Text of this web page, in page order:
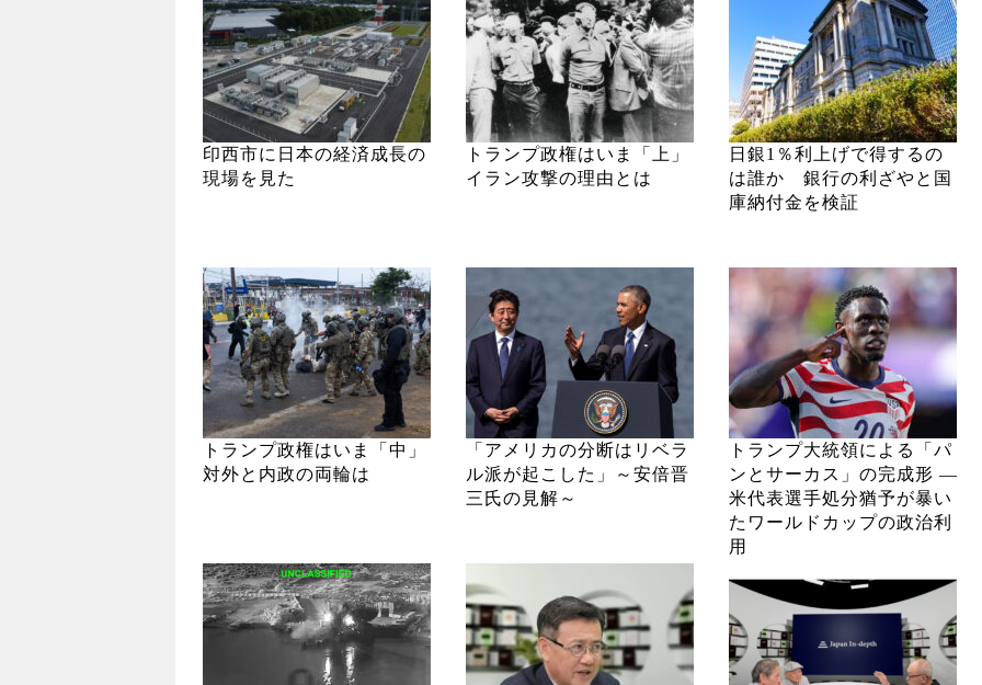
印西市に日本の経済成長の
現場を見た
トランプ政権はいま「上」
イラン攻撃の理由とは
日銀1％利上げで得するの
は誰か 銀行の利ざやと国
庫納付金を検証
トランプ政権はいま「中」
対外と内政の両輪は
「アメリカの分断はリベラ
ル派が起こした」～安倍晋
三氏の見解～
トランプ大統領による「パ
ンとサーカス」の完成形 ―
米代表選手処分猶予が暴い
たワールドカップの政治利
用